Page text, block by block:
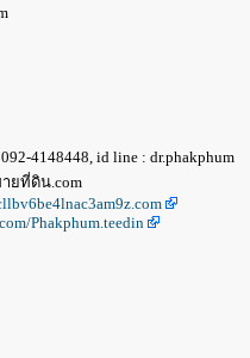
4148448, id line : dr.phakphum
ยที่ดิน.com
Phakphum.teedin